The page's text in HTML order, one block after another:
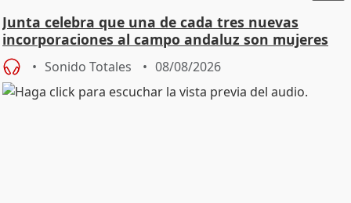
Junta celebra que una de cada tres nuevas
incorporaciones al campo andaluz son mujeres
jóvenes
Sonido Totales 08/08/2026